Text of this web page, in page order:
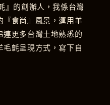
』的創辦人，我係台灣
『食尚』風景，運用羊
更多台灣土地熟悉的
氈呈現方式，寫下自